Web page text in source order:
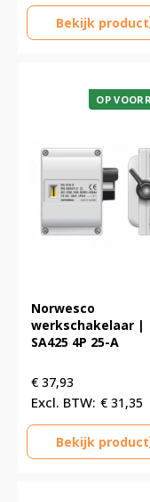
Bekijk product
OP
Norwesco
werkschakelaar |
SA425 4P 25-A
€ 37,93
€ 31,35
Bekijk product